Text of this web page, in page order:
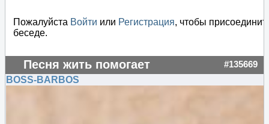
Пожалуйста Войти или Регистрация, чтобы
беседе.
Песня жить помогает #135669
BOSS-BARBOS